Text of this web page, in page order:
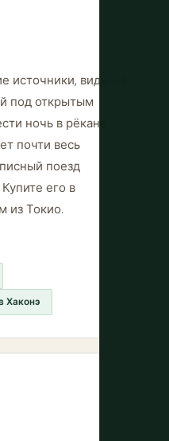
источники, виды на
под открытым
ночь в рёкане.
почти весь
поезд
его в
из Токио.
Хаконэ